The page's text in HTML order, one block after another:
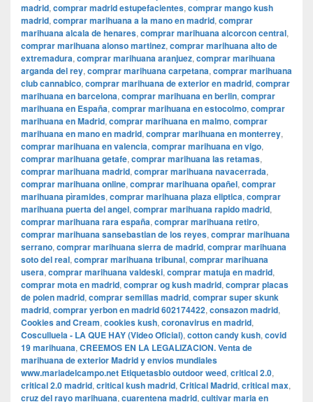
madrid, comprar madrid estupefacientes, comprar mango kush
madrid, comprar marihuana a la mano en madrid, comprar
marihuana alcala de henares, comprar marihuana alcorcon central,
comprar marihuana alonso martinez, comprar marihuana alto de
extremadura, comprar marihuana aranjuez, comprar marihuana
arganda del rey, comprar marihuana carpetana, comprar marihuana
club cannabico, comprar marihuana de exterior en madrid, comprar
marihuana en barcelona, comprar marihuana en berlin, comprar
marihuana en España, comprar marihuana en estocolmo, comprar
marihuana en Madrid, comprar marihuana en malmo, comprar
marihuana en mano en madrid, comprar marihuana en monterrey,
comprar marihuana en valencia, comprar marihuana en vigo,
comprar marihuana getafe, comprar marihuana las retamas,
comprar marihuana madrid, comprar marihuana navacerrada,
comprar marihuana online, comprar marihuana opañel, comprar
marihuana pìramides, comprar marihuana plaza eliptica, comprar
marihuana puerta del angel, comprar marihuana rapido madrid,
comprar marihuana rara españa, comprar marihuana retiro,
comprar marihuana sansebastian de los reyes, comprar marihuana
serrano, comprar marihuana sierra de madrid, comprar marihuana
soto del real, comprar marihuana tribunal, comprar marihuana
usera, comprar marihuana valdeski, comprar matuja en madrid,
comprar mota en madrid, comprar og kush madrid, comprar placas
de polen madrid, comprar semillas madrid, comprar super skunk
madrid, comprar yerbon en madrid 602174422, consazon madrid,
Cookies and Cream, cookies kush, coronavirus en madrid,
Cosculluela - LA QUE HAY (Video Oficial), cotton candy kush, covid
19 marihuana, CREEMOS EN LA LEGALIZACION. Venta de
marihuana de exterior Madrid y envios mundiales
www.mariadelcampo.net Etiquetasbio outdoor weed, critical 2.0,
critical 2.0 madrid, critical kush madrid, Critical Madrid, critical max,
cruz del rayo marihuana, cuarentena madrid, cultivar maria en